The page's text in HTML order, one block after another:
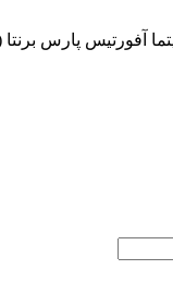
آفورتیس پارس